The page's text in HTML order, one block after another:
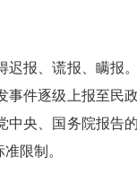
报、谎报、瞒报
件逐级上报至民
央、国务院报告
限制。